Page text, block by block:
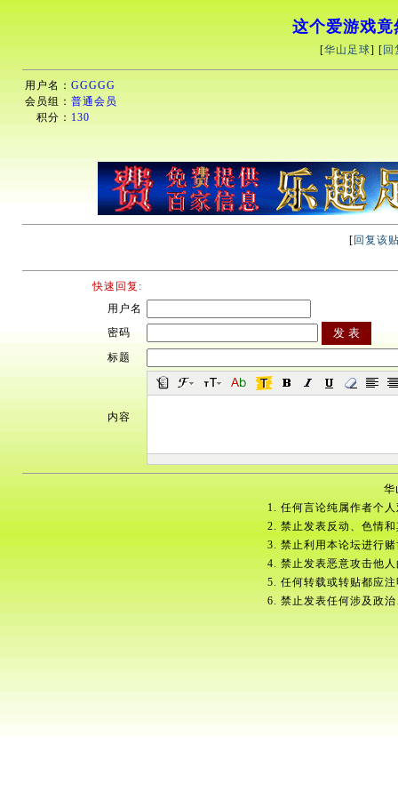
这个爱游戏
[华山足球] [ 回
用户名： GGGGG
会员组： 普通会员
积分： 130
[ 回复该
快速回复:
用户名
密码
标题
内容
华
1. 任何言论纯属作者个
2. 禁止发表反动、色情
3. 禁止利用本论坛进行
4. 禁止发表恶意攻击他
5. 任何转载或转贴都应
6. 禁止发表任何涉及政